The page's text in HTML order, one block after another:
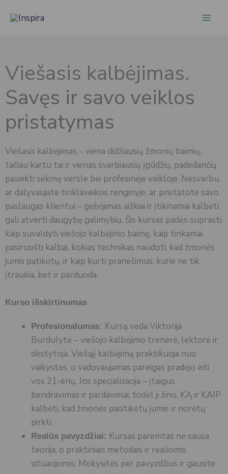
prie
Viešasis kalbėjimas.
Savęs ir savo veiklos
pristatymas
Viešasis kalbėjimas – viena didžiausių žmonių baimių,
tačiau kartu tai ir vienas svarbiausių įgūdžių, padedančių
pasiekti sėkmę versle bei profesinėje veikloje. Nesvarbu,
ar dalyvaujate tinklaveikos renginyje, ar pristatote savo
paslaugas klientui – gebėjimas aiškiai ir įtikinamai kalbėti
gali atverti daugybę galimybių. Šis kursas padės suprasti,
kaip suvaldyti viešojo kalbėjimo baimę, kaip tinkamai
pasiruošti kalbai, kokias technikas naudoti, kad žmonės
jumis patikėtų, ir kaip kurti pranešimus, kurie ne tik
įtraukia, bet ir parduoda.
Kurso išskirtinumas
Profesionalumas: Kursą veda Viktorija
Burdulytė – viešojo kalbėjimo trenerė, lektorė ir
dėstytoja. Viešąjį kalbėjimą praktikuoja nuo
vaikystės, o vadovaujamas pareigas pradėjo eiti
vos 21-erių. Jos specializacija – įtaigus
bendravimas ir pardavimai, todėl ji žino, KĄ ir KAIP
kalbėti, kad žmonės pasitikėtų jumis ir norėtų
pirkti.
Realūs pavyzdžiai: Kursas paremtas ne sausa
teorija, o praktiniais metodais ir realiomis
situacijomis. Mokysitės per pavyzdžius ir gausite